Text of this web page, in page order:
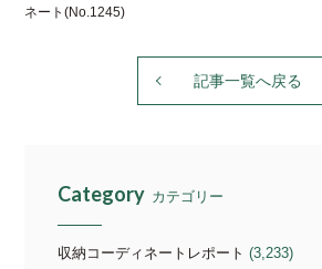
ネート(No.1245)
記事一覧へ戻る
Category カテゴリー
収納コーディネートレポート (3,233)